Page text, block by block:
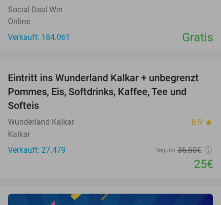
Social Deal Win
Online
Verkauft: 184.061
Gratis
32%
Eintritt ins Wunderland Kalkar + unbegrenzt
Pommes, Eis, Softdrinks, Kaffee, Tee und
Softeis
Wunderland Kalkar 8.9 star
Kalkar
Verkauft: 27.479
Regulär 36,50€
25€